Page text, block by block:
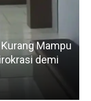
Mampu
demi